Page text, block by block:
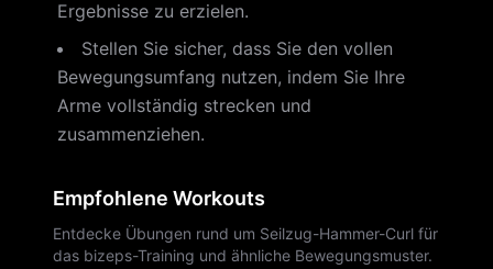
Ergebnisse zu erzielen.
Stellen Sie sicher, dass Sie den vollen
Bewegungsumfang nutzen, indem Sie Ihre
Arme vollständig strecken und
zusammenziehen.
Empfohlene Workouts
Entdecke Übungen rund um Seilzug-Hammer-Curl für
das bizeps-Training und ähnliche Bewegungsmuster.